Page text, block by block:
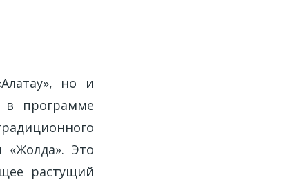
но и
в программе
«Жолда». Это
растущий